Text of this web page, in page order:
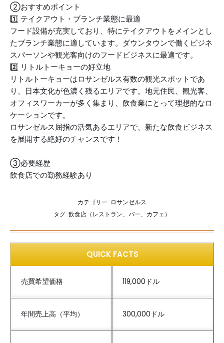
②おすすめポイント
1️⃣ テイクアウト・ブランチ業態に最適
フード設備が充実しており、特にテイクアウトをメインとし
たブランチ業態に適しています。ダウンタウンで働くビジネ
スパーソンや観光客向けのフードビジネスに最適です。
2️⃣ リトルトーキョーの好立地
リトルトーキョーはロサンゼルス有数の観光スポットであ
り、日本文化が色濃く残るエリアです。地元住民、観光客、
オフィスワーカーが多く集まり、飲食業にとって理想的なロ
ケーションです。
ロサンゼルス屈指の活気あるエリアで、新たな飲食ビジネス
を展開する絶好のチャンスです！
③必要経歴
飲食店での勤務経験あり
カテゴリー: ロサンゼルス
タグ: 飲食店（レストラン、バー、カフェ）
QUICK FACTS
売買希望価格 119,000ドル
年間売上高（平均） 300,000ドル